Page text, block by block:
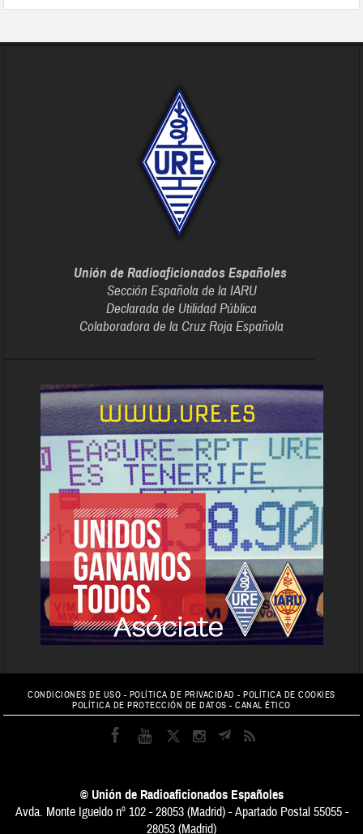
Unión de Radioaficionados Españoles
Sección Española de la IARU
Declarada de Utilidad Pública
Colaboradora de la Cruz Roja Española
CONDICIONES DE USO - POLÍTICA DE PRIVACIDAD -POLÍTICA DE COOKIES
POLÍTICA DE PROTECCIÓN DE DATOS -CANAL ÉTICO
© Unión de Radioaficionados Españoles
Avda. Monte Igueldo nº 102 - 28053 (Madrid) - Apartado Postal 55055 -
28053 (Madrid)